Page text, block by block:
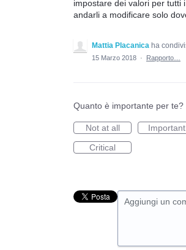
impostare dei valori per tutti
andarli a modificare solo
Mattia Placanica ha
15 Marzo 2018 · Rapporto…
Quanto è importante per te?
Not at all
Important
Critical
Aggiungi un